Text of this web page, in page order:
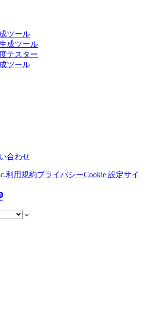
ツール
成ツール
テスター
ツール
合わせ
利用規約プライバシーCookie 設定サイ